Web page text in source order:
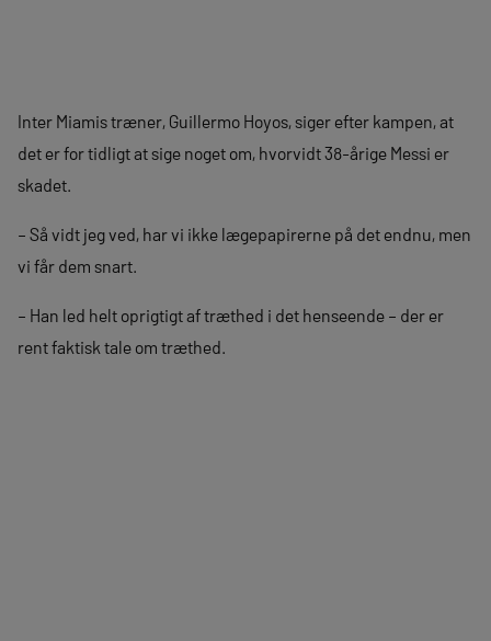
Inter Miamis træner, Guillermo Hoyos, siger efter kampen, at
det er for tidligt at sige noget om, hvorvidt 38-årige Messi er
skadet.
– Så vidt jeg ved, har vi ikke lægepapirerne på det endnu, men
vi får dem snart.
– Han led helt oprigtigt af træthed i det henseende – der er
rent faktisk tale om træthed.